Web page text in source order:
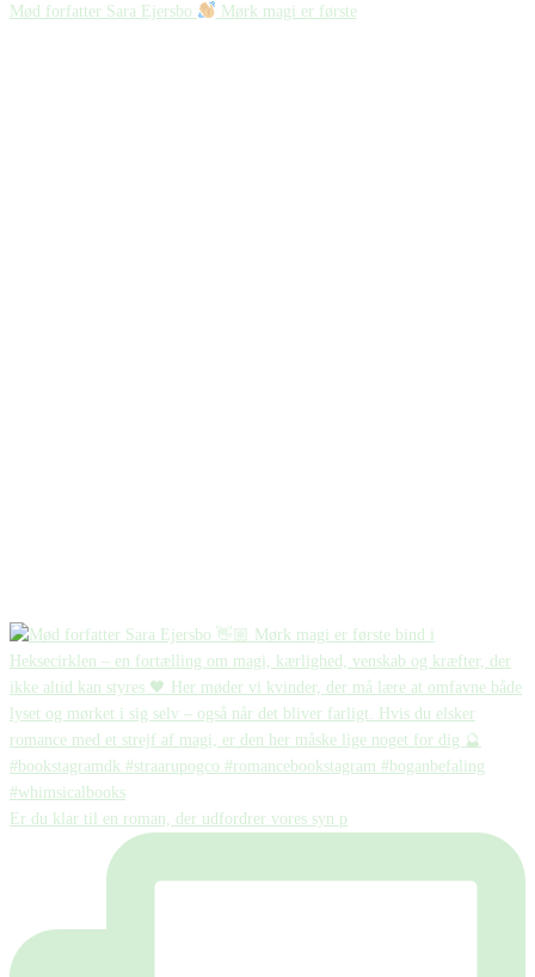
Mød forfatter Sara Ejersbo Mørk magi er første
Er du klar til en roman, der udfordrer vores syn p